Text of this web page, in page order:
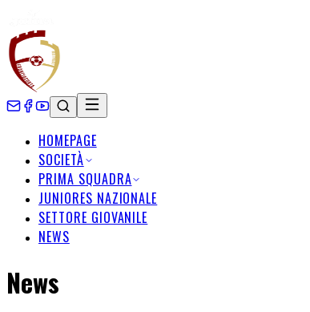
HOMEPAGE
SOCIETÀ
PRIMA SQUADRA
JUNIORES NAZIONALE
SETTORE GIOVANILE
NEWS
News